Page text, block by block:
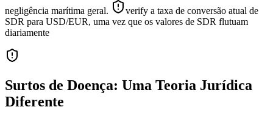
negligência marítima geral.
verify a taxa de conversão atual de
SDR para USD/EUR, uma vez que os valores de SDR flutuam
diariamente
Surtos de Doença: Uma Teoria Jurídica
Diferente